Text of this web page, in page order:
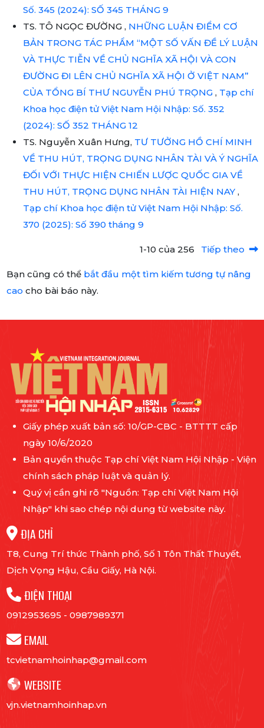
Số. 345 (2024): SỐ 345 THÁNG 9
TS. TÔ NGỌC ĐƯỜNG , NHỮNG LUẬN ĐIỂM CƠ
BẢN TRONG TÁC PHẨM “MỘT SỐ VẤN ĐỀ LÝ LUẬN
VÀ THỰC TIỄN VỀ CHỦ NGHĨA XÃ HỘI VÀ CON
ĐƯỜNG ĐI LÊN CHỦ NGHĨA XÃ HỘI Ở VIỆT NAM”
CỦA TỔNG BÍ THƯ NGUYỄN PHÚ TRỌNG , Tạp chí
Khoa học điện tử Việt Nam Hội Nhập: Số. 352
(2024): SỐ 352 THÁNG 12
TS. Nguyễn Xuân Hưng, TƯ TƯỞNG HỒ CHÍ MINH
VỀ THU HÚT, TRỌNG DỤNG NHÂN TÀI VÀ Ý NGHĨA
ĐỐI VỚI THỰC HIỆN CHIẾN LƯỢC QUỐC GIA VỀ
THU HÚT, TRỌNG DỤNG NHÂN TÀI HIỆN NAY ,
Tạp chí Khoa học điện tử Việt Nam Hội Nhập: Số.
370 (2025): Số 390 tháng 9
1-10 của 256 Tiếp theo
Bạn cũng có thể bắt đầu một tìm kiếm tương tự nâng
cao cho bài báo này.
Giấy phép xuất bản số: 10/GP-CBC - BTTTT cấp
ngày 10/6/2020
Bản quyền thuộc Tạp chí Việt Nam Hội Nhập - Viện
chính sách pháp luật và quản lý.
Quý vị cần ghi rõ "Nguồn: Tạp chí Việt Nam Hội
Nhập" khi sao chép nội dung từ website này.
ĐỊA CHỈ
T8, Cung Trí thức Thành phố, Số 1 Tôn Thất Thuyết,
Dịch Vọng Hậu, Cầu Giấy, Hà Nội.
ĐIỆN THOẠI
0912953695 - 0987989371
EMAIL
tcvietnamhoinhap@gmail.com
WEBSITE
vjn.vietnamhoinhap.vn